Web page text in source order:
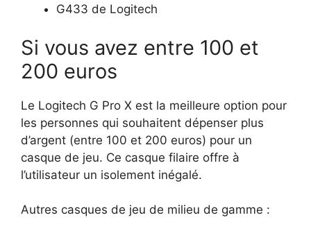
G433 de Logitech
Si vous avez entre 100 et
200 euros
Le Logitech G Pro X est la meilleure option pour
les personnes qui souhaitent dépenser plus
d’argent (entre 100 et 200 euros) pour un
casque de jeu. Ce casque filaire offre à
l’utilisateur un isolement inégalé.
Autres casques de jeu de milieu de gamme :